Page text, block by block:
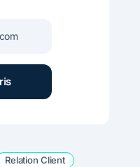
Relation Client